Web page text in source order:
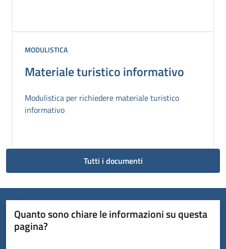
MODULISTICA
Materiale turistico informativo
Modulistica per richiedere materiale turistico
informativo
Tutti i documenti
Quanto sono chiare le informazioni su questa
pagina?